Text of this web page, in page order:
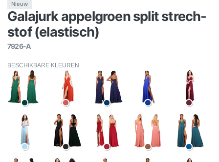
Nieuw
Galajurk appelgroen split strech-
stof (elastisch)
7926-A
BESCHIKBARE KLEUREN